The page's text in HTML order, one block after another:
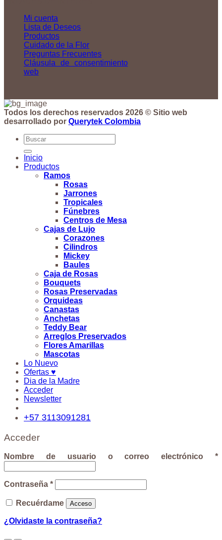
Mi cuenta
Lista de Deseos
Productos
Cuidado de la Flor
Preguntas Frecuentes
Cláusula de consentimiento
web
Todos los derechos reservados 2026 © Sitio web
desarrollado por Querytek Colombia
Buscar
por:
Inicio
Productos
Ramos
Rosas
Jarrones
Tropicales
Fúnebres
Centros de Mesa
Cajas de Lujo
Corazones
Cilindros
Mickey
Baules
Caja de Rosas
Bouquets
Rosas Preservadas
Orquideas
Canastas
Anchetas
Teddy Bear
Arreglos Preservados
Flores Amarillas
Mascotas
Lo Nuevo
Ofertas ♥
Dia de la Madre
Acceder
Newsletter
+57 3113091281
Acceder
Nombre de usuario o correo electrónico *
Contraseña *
Recuérdame Acceso
¿Olvidaste la contraseña?